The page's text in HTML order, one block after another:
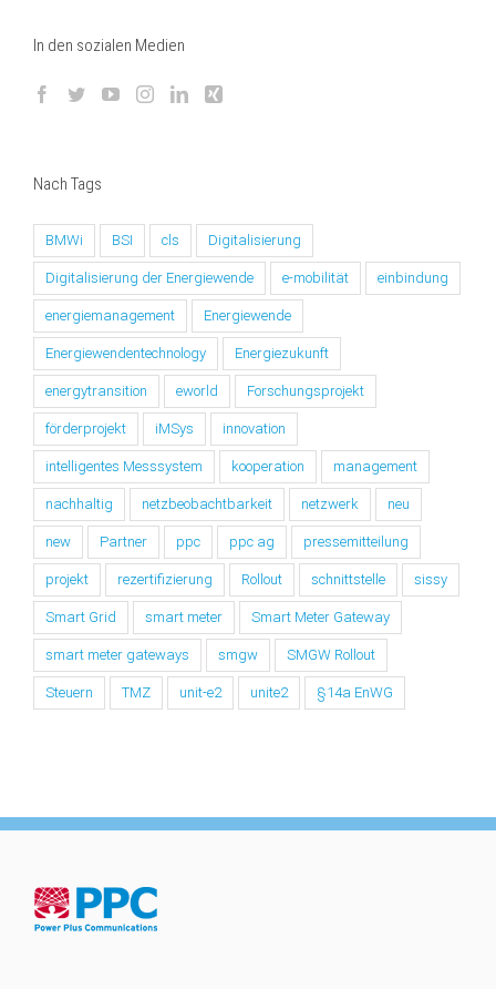
In den sozialen Medien
Nach Tags
BMWi BSI cls Digitalisierung
Digitalisierung der Energiewende e-mobilität einbindung
energiemanagement Energiewende
Energiewendentechnology Energiezukunft
energytransition eworld Forschungsprojekt
förderprojekt iMSys innovation
intelligentes Messsystem kooperation management
nachhaltig netzbeobachtbarkeit netzwerk neu
new Partner ppc ppc ag pressemitteilung
projekt rezertifizierung Rollout schnittstelle sissy
Smart Grid smart meter Smart Meter Gateway
smart meter gateways smgw SMGW Rollout
Steuern TMZ unit-e2 unite2 §14a EnWG